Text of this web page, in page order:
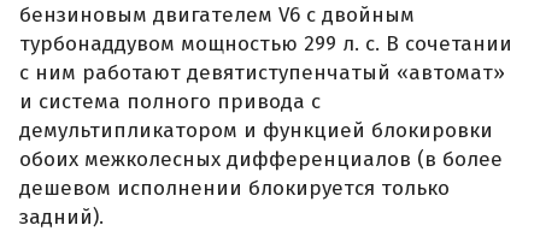
бензиновым двигателем V6 с двойным
турбонаддувом мощностью 299 л. с. В сочетании
с ним работают девятиступенчатый «автомат»
и система полного привода с
демультипликатором и функцией блокировки
обоих межколесных дифференциалов (в более
дешевом исполнении блокируется только
задний).